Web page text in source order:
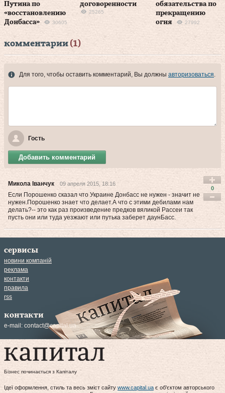
Путина по
«восстановлению
Донбасса»
30605
договоренности
25265
обязательства по
прекращению
огня
27992
комментарии (1)
Для того, чтобы оставить комментарий, Вы должны авторизоваться.
Гость
Добавить комментарий
Микола Іванчук 09 апреля 2015, 18:16
Если Порошенко сказал что Украине Донбасс не нужен - значит не
нужен.Порошенко знает что делает.А что с этими дебилами нам
делать?-- это как раз произведение предков вяликой Рассеи так
пусть они или туда уезжают или путька заберет даунБасс.
0
сервисы
новини компаній
реклама
контакти
правила
rss
контакти
e-mail: contact@capital.ua
Бізнес починається з Капіталу
Ідеї оформлення, стиль та весь зміст сайту www.capital.uaє об'єктом авторського